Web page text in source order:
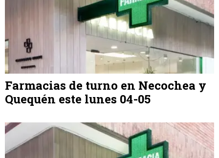
Farmacias de turno en Necochea y
Quequén este lunes 04-05